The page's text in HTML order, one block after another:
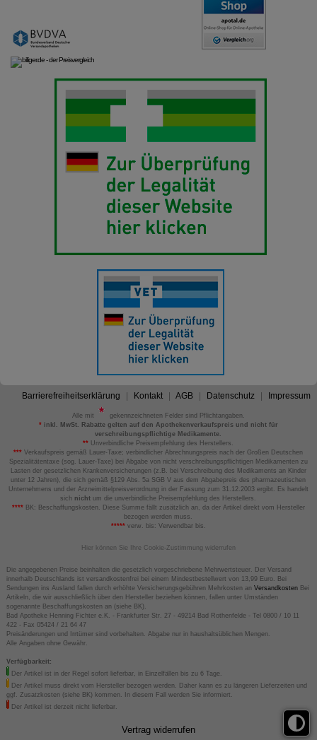
Barrierefreiheitserklärung Kontakt AGB Datenschutz Impressum
Alle mit
gekennzeichneten Felder sind Pflichtangaben.
*inkl. MwSt. Rabatte gelten auf den Apothekenverkaufspreis und nicht für
verschreibungspflichtige Medikamente.
** Unverbindliche Preisempfehlung des Herstellers.
*** Verkaufspreis gemäß Lauer-Taxe; verbindlicher Abrechnungspreis nach der Großen Deutschen
Spezialitätentaxe (sog. Lauer-Taxe) bei Abgabe von nicht verschreibungspflichtigen Medikamenten zu
Lasten der gesetzlichen Krankenversicherungen (z.B. bei Verschreibung des Medikaments an Kinder
unter 12 Jahren), die sich gemäß §129 Abs. 5a SGB V aus dem Abgabepreis des pharmazeutischen
Unternehmens und der Arzneimittelpreisverordnung in der Fassung zum 31.12.2003 ergibt. Es handelt
sich nicht um die unverbindliche Preisempfehlung des Herstellers.
****BK: Beschaffungskosten. Diese Summe fällt zusätzlich an, da der Artikel direkt vom Hersteller
bezogen werden muss.
*****verw. bis: Verwendbar bis.
Hier können Sie Ihre Cookie-Zustimmung widerrufen
Die angegebenen Preise beinhalten die gesetzlich vorgeschriebene Mehrwertsteuer. Der Versand
innerhalb Deutschlands ist versandkostenfrei bei einem Mindestbestellwert von 13,99 Euro. Bei
Sendungen ins Ausland fallen durch erhöhte Versicherungsgebühren Mehrkosten an VersandkostenBei
Artikeln, die wir ausschließlich über den Hersteller beziehen können, fallen unter Umständen
sogenannte Beschaffungskosten an (siehe BK).
Bad Apotheke Henning Fichter e.K. - Frankfurter Str. 27 - 49214 Bad Rothenfelde - Tel 0800 / 10 11
422 - Fax 05424 / 21 64 47
Preisänderungen und Irrtümer sind vorbehalten. Abgabe nur in haushaltsüblichen Mengen.
Alle Angaben ohne Gewähr.
Verfügbarkeit:
Der Artikel ist in der Regel sofort lieferbar, in Einzelfällen bis zu 6 Tage.
Der Artikel muss direkt vom Hersteller bezogen werden. Daher kann es zu längeren Lieferzeiten und
ggf. Zusatzkosten (siehe BK) kommen. In diesem Fall werden Sie informiert.
Der Artikel ist derzeit nicht lieferbar.
Vertrag widerrufen